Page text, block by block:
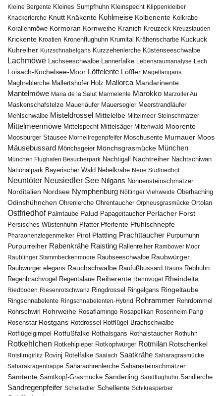
Kleine Bergente Kleines Sumpfhuhn Kleinspecht Klippenkleiber
Knackerlerche Knutt Knäkente Kohlmeise Kolbenente Kolkrabe
Korallenmöwe Kormoran Kornweihe Kranich Kreuzeck Kreuzstauden
Krickente Kroatien Kronenflughuhn Krumltal Krähenscharbe Kuckuck
Kuhreiher Kurzschnabelgans Kurzzehenlerche Küstenseeschwalbe
Lachmöwe Lachseeschwalbe Lannerfalke Lebensraumanalyse Lech
Loisach-Kochelsee-Moor Löffelente Löffler Magellangans
Maghreblerche Mallertshofer Holz Mallorca Mandarinente
Mantelmöwe Maria de la Salut Marmelente Marokko Marzoller Au
Maskenschafstelze Mauerläufer Mauersegler Meerstrandläufer
Mehlschwalbe Misteldrossel Mittelelbe Mittelmeer-Steinschmätzer
Mittelmeermöwe Mittelspecht Mittelsäger Mittenwald Moorente
Moosburger Stausee Mornellregenpfeifer Moschusente Murnauer Moos
Mäusebussard Mönchsgeier Mönchsgrasmücke München
München Flughafen Besucherpark Nachtigall Nachtreiher Nachtschiwan
Nationalpark Bayerischer Wald Nebelkrähe Neue Südfriedhof
Neuntöter Neusiedler See Nilgans Nonnensteinschmätzer
Norditalien Nordsee Nymphenburg Nöttinger Viehweide Oberhaching
Odinshühnchen Ohrenlerche Ohrentaucher Orpheusgrasmücke Ortolan
Ostfriedhof Palmtaube Palud Papageitaucher Perlacher Forst
Persisches Wüstenhuhn Pfatter Pfeifente Pfuhlschnepfe
Pharaonenziegenmelker Pirol Plattling Prachttaucher Purpurhuhn
Purpurreiher Rabenkrähe Raisting Rallenreiher Rambower Moor
Raublinger Stammbeckenmoore Raubseeschwalbe Raubwürger
Raubwürger elegans Rauchschwalbe Raufußbussard Rauris Rebhuhn
Regenbrachvogel Regentalaue Reiherente Rennvogel Rheindelta
Riedboden Riesenrotschwanz Ringdrossel Ringelgans Ringeltaube
Ringschnabelente Ringschnabelenten-Hybrid Rohrammer Rohrdommel
Rohrschwirl Rohrweihe Rosaflamingo Rosapelikan Rosenheim-Pang
Rosenstar Rostgans Rotdrossel
Rotflügel-Brachschwalbe
Rotflügelgimpel Rotfußfalke Rothalsgans Rothalstaucher Rothuhn
Rotkehlchen Rotkehlpieper Rotkopfwürger Rotmilan Rotschenkel
Rotstirngirlitz Rovinj Rötelfalke Saalach Saatkrähe Saharagrasmücke
Saharakragentrappe Saharaohrenlerche Saharasteinschmätzer
Samtente Samtkopf-Grasmücke Sanderling Sandflughuhn Sandlerche
Sandregenpfeifer Schelladler Schellente Schikrasperber